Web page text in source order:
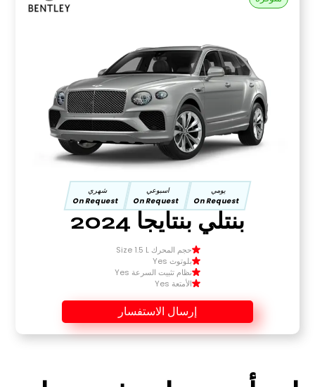
يومي
On Request
اسبوعي
On Request
شهري
On Request
بنتلي بنتايجا 2024
حجم المحرك Size 1.5 L
بلوتوث Yes
نظام تثبيت السرعة Yes
الأمتعة Yes
إرسال الاستفسار